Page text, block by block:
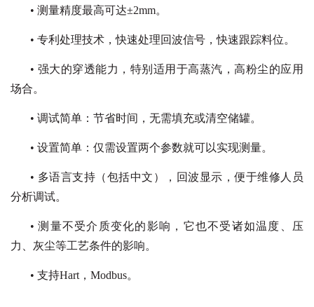
• 测量精度最高可达±2mm。
• 专利处理技术，快速处理回波信号，快速跟踪料位。
• 强大的穿透能力，特别适用于高蒸汽，高粉尘的应用
场合。
• 调试简单：节省时间，无需填充或清空储罐。
• 设置简单：仅需设置两个参数就可以实现测量。
• 多语言支持（包括中文），回波显示，便于维修人员
分析调试。
• 测量不受介质变化的影响，它也不受诸如温度、压
力、灰尘等工艺条件的影响。
• 支持Hart，Modbus。